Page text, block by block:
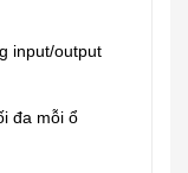
input/output
đa mỗi ổ